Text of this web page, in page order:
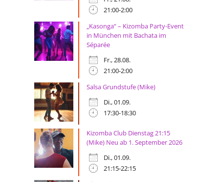
21:00-2:00
„Kasonga“ – Kizomba Party-Event
in München mit Bachata im
Séparée
Fr., 28.08.
21:00-2:00
Salsa Grundstufe (Mike)
Di., 01.09.
17:30-18:30
Kizomba Club Dienstag 21:15
(Mike) Neu ab 1. September 2026
Di., 01.09.
21:15-22:15